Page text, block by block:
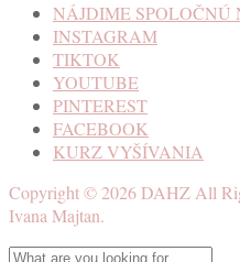
NÁJDIME SPOLOČNÚ
INSTAGRAM
TIKTOK
YOUTUBE
PINTEREST
FACEBOOK
KURZ VYŠÍVANIA
Copyright ©2026DAHZ All
Ivana Majtan.